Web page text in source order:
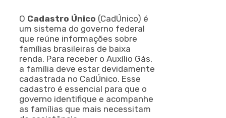
O Cadastro Único (CadÚnico) é
um sistema do governo federal
que reúne informações sobre
famílias brasileiras de baixa
renda. Para receber o Auxílio Gás,
a família deve estar devidamente
cadastrada no CadÚnico. Esse
cadastro é essencial para que o
governo identifique e acompanhe
as famílias que mais necessitam